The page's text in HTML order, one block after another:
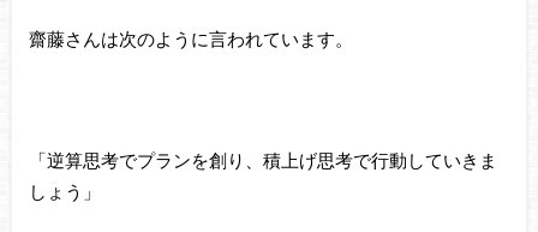
齋藤さんは次のように言われています。
「逆算思考でプランを創り、積上げ思考で行動していきま
しょう」